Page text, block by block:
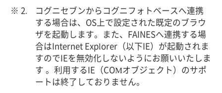
コグニセブンからコグニフォトベースへ連携
する場合は、OS上で設定された既定のブラウ
ザを起動します。また、FAINESへ連携する場
合はInternet Explorer（以下IE）が起動されま
すのでIEを無効化しないようにお願いいたしま
す 。利用するIE（COMオブジェクト）のサポ
ートは終了しておりません。